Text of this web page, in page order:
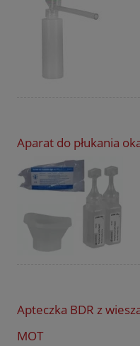
Aparat do płukania
Apteczka BDR z
MOT